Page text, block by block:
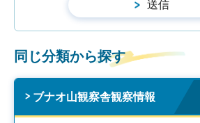
同じ分類から探す
ブナオ山観察舎観察情報